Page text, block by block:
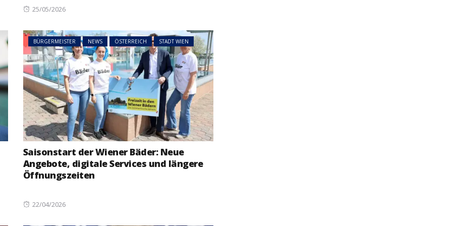
Posted
25/05/2026
BÜRGERMEISTER NEWS ÖSTERREICH STADT WIEN
Saisonstart der Wiener Bäder: Neue
Angebote, digitale Services und längere
Öffnungszeiten
Posted
22/04/2026